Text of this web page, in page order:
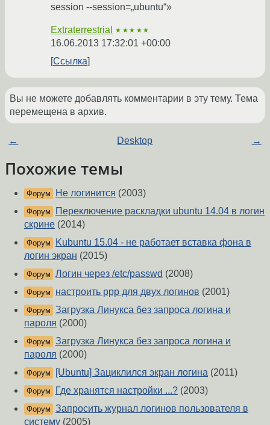
session --session=„ubuntu“»
Extraterrestrial ★★★★★
16.06.2013 17:32:01 +00:00
Ссылка
Вы не можете добавлять комментарии в эту тему. Тема
перемещена в архив.
← Desktop →
Похожие темы
Форум Не логинится (2003)
Форум
Переключение раскладки ubuntu 14.04 в логин
скрине (2014)
Форум
Kubuntu 15.04 - не работает вставка фона в
логин экран (2015)
Форум Логин через /etc/passwd (2008)
Форум настроить ppp для двух логинов (2001)
Форум Загрузка Линукса без запроса логина и
пароля (2000)
Форум Загрузка Линукса без запроса логина и
пароля (2000)
Форум [Ubuntu] Зациклился экран логина (2011)
Форум Где хранятся настройки ...? (2003)
Форум Запросить журнал логинов пользователя в
систему (2005)